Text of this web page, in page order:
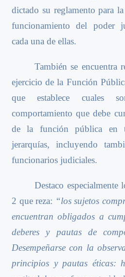
dictado su reglamento para
funcionamiento del poder
cada una de ellas.
También se encuentra
ejercicio de la Función
que establece cuales
comportamiento que debe
de la función pública en
jerarquías, incluyendo
funcionarios judiciales.
Destaco especialmente
2 que reza: “los sujetos
encuentran obligados a
deberes y pautas de
Desempeñarse con la
principios y pautas éticas: